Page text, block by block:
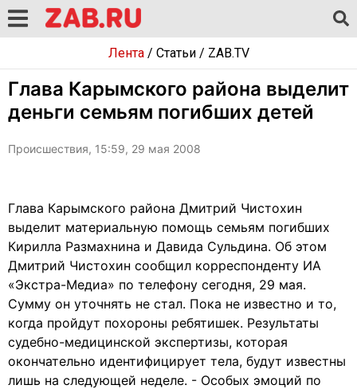
Лента/ Статьи/ ZAB.TV
Глава Карымского района выделит
деньги семьям погибших детей
Происшествия, 15:59, 29 мая 2008
Глава Карымского района Дмитрий Чистохин
выделит материальную помощь семьям погибших
Кирилла Размахнина и Давида Сульдина. Об этом
Дмитрий Чистохин сообщил корреспонденту ИА
«Экстра-Медиа» по телефону сегодня, 29 мая.
Сумму он уточнять не стал. Пока не известно и то,
когда пройдут похороны ребятишек. Результаты
судебно-медицинской экспертизы, которая
окончательно идентифицирует тела, будут известны
лишь на следующей неделе. - Особых эмоций по